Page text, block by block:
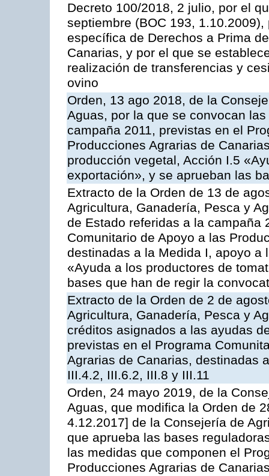
Decreto 100/2018, 2 julio, por el
septiembre (BOC 193,
específica de Derechos a Prima
Canarias, y por el que se
realización de transferencias y
ovino
Orden, 13 ago 2018, de la
Aguas, por la que se convocan
campaña 2011, previstas en el
Producciones Agrarias de
producción vegetal, Acción I.5
exportación», y se aprueban las
Extracto de la Orden de 13 de
Agricultura, Ganadería, Pesca y
de Estado referidas a la campaña
Comunitario de Apoyo a las
destinadas a la Medida I, apoyo a
«Ayuda a los productores de
bases que han de regir la
Extracto de la Orden de 2 de
Agricultura, Ganadería, Pesca y
créditos asignados a las ayudas
previstas en el Programa
Agrarias de Canarias, destinadas
III.4.2, III.6.2, III.8 y III.11
Orden, 24 mayo 2019, de la
Aguas, que modifica la Orden de
4.12.2017] de la Consejería de
que aprueba las bases
las medidas que componen el
Producciones Agrarias de